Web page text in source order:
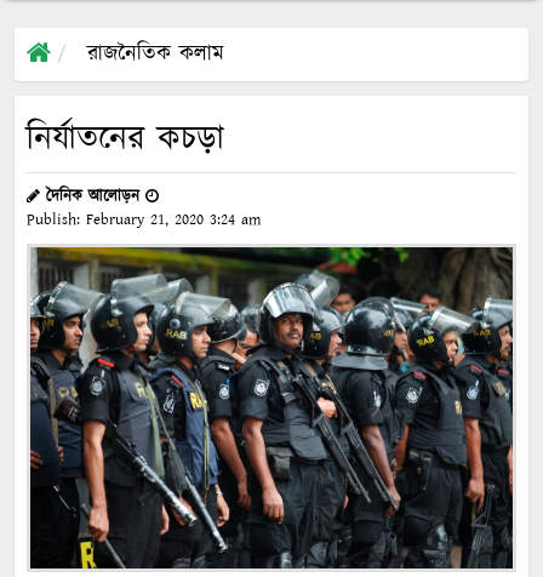
রাজনৈতিক কলাম
নির্যাতনের কচড়া
দৈনিক আলোড়ন
Publish: February 21, 2020 3:24 am